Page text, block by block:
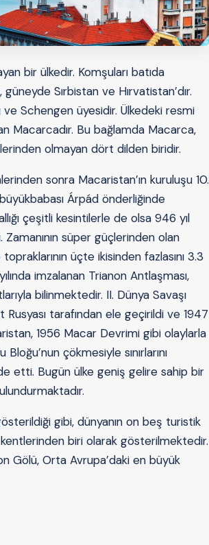
bir ülkedir. Komşuları batıda
Sırbistan ve Hırvatistan’dır.
Schengen üyesidir. Ülkedeki resmi
Macarcadır. Bu bağlamda Macarca,
olmayan dört dilden biridir.
sonra Macaristan’ın kuruluşu 10.
Árpád önderliğinde
çeşitli kesintilerle de olsa 946 yıl
süper güçlerinden olan
üçte ikisinden fazlasını 3.3
imzalanan Trianon Antlaşması,
bilinmektedir. II. Dünya Savaşı
Rusyası tarafından ele geçirildi ve 1947
1956 Macar Devrimi gibi olaylarla
çökmesiyle sınırlarını
etti. Bugün ülke geniş gelire sahip bir
gibi, dünyanın on beş turistik
biri olarak gösterilmektedir.
Gölü, Orta Avrupa’daki en büyük